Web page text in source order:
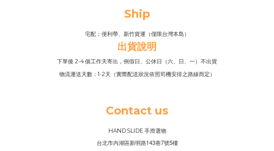
Ship
宅配：便利帶、新竹貨運（僅限台灣本島）
出貨說明
下單後 2-4 個工作天寄出，例假日、公休日（六、日、一）不出貨
物流運送天數：1-2天（實際配送狀況依照司機安排之路線而定）
Contact us
HAND SLIDE 手滑選物
台北市內湖區新明路143巷7號5樓